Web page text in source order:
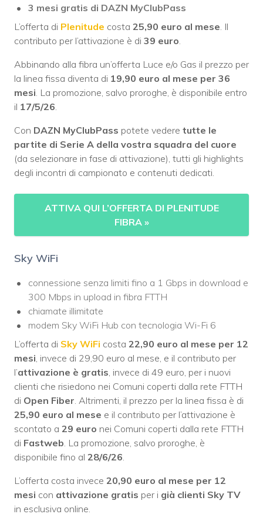
3 mesi gratis di DAZN MyClubPass
L’offerta di Plenitude costa 25,90 euro al mese . Il
contributo per l’attivazione è di 39 euro
Abbinando alla fibra un’offerta Luce e/o Gas il prezzo per
la linea fissa diventa di 19,90 euro al mese per 36
mesi . La promozione, salvo proroghe, è disponibile entro
il 17/5/26
Con DAZN MyClubPass potete vedere tutte le
partite di Serie A della vostra squadra del cuore
(da selezionare in fase di attivazione), tutti gli highlights
degli incontri di campionato e contenuti dedicati.
ATTIVA QUI L’OFFERTA DI PLENITUDE
FIBRA »
Sky WiFi
connessione senza limiti fino a 1 Gbps in download e
300 Mbps in upload in fibra FTTH
chiamate illimitate
modem Sky WiFi Hub con tecnologia Wi-Fi 6
L’offerta di Sky WiFi costa 22,90 euro al mese per 12
mesi , invece di 29,90 euro al mese, e il contributo per
l’attivazione è gratis , invece di 49 euro, per i nuovi
clienti che risiedono nei Comuni coperti dalla rete FTTH
di Open Fiber . Altrimenti, il prezzo per la linea fissa è di
25,90 euro al mese e il contributo per l’attivazione è
scontato a 29 euro nei Comuni coperti dalla rete FTTH
di Fastweb . La promozione, salvo proroghe, è
disponibile fino al 28/6/26
L’offerta costa invece 20,90 euro al mese per 12
mesi con attivazione gratis per i già clienti Sky TV
in esclusiva online.